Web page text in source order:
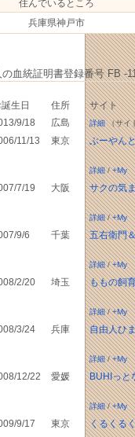
住んでいるところ
兵庫県神戸市
血統証明書登録番号 FB -
生日 住所
サイト
9/18 広島 詳細（サイ
11/13 東京 ぶーやん
詳細/+My
7/19 大阪 サクの気
詳細/+My
9/6 千葉 五右衛門
詳細/+My
2/20 埼玉 ももの飼
詳細/+My
3/24 兵庫 自由人ひ
詳細/+My
12/22 愛媛 BUHIっと
詳細/+My
9/17 東京 くるくる